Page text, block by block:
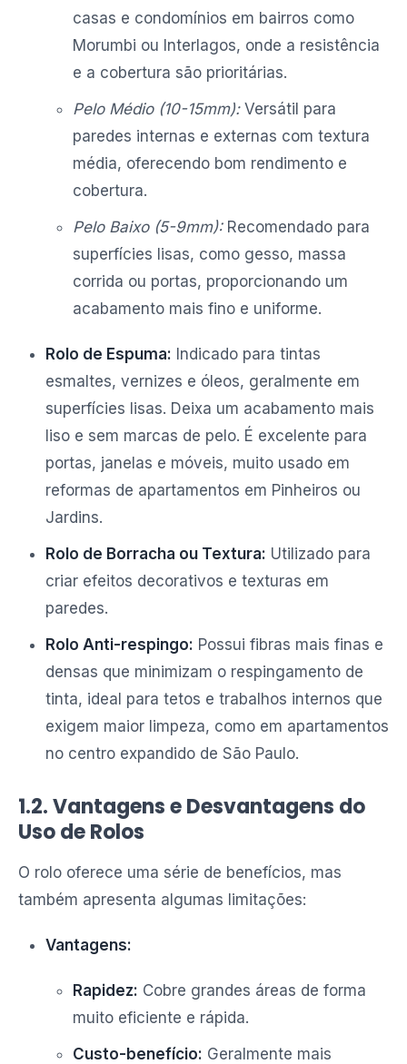
casas e condomínios em bairros como
Morumbi ou Interlagos, onde a resistência
e a cobertura são prioritárias.
Pelo Médio (10-15mm):Versátil para
paredes internas e externas com textura
média, oferecendo bom rendimento e
cobertura.
Pelo Baixo (5-9mm):Recomendado para
superfícies lisas, como gesso, massa
corrida ou portas, proporcionando um
acabamento mais fino e uniforme.
Rolo de Espuma: Indicado para tintas
esmaltes, vernizes e óleos, geralmente em
superfícies lisas. Deixa um acabamento mais
liso e sem marcas de pelo. É excelente para
portas, janelas e móveis, muito usado em
reformas de apartamentos em Pinheiros ou
Jardins.
Rolo de Borracha ou Textura: Utilizado para
criar efeitos decorativos e texturas em
paredes.
Rolo Anti-respingo: Possui fibras mais finas e
densas que minimizam o respingamento de
tinta, ideal para tetos e trabalhos internos que
exigem maior limpeza, como em apartamentos
no centro expandido de São Paulo.
1.2. Vantagens e Desvantagens do
Uso de Rolos
O rolo oferece uma série de benefícios, mas
também apresenta algumas limitações:
Vantagens:
Rapidez: Cobre grandes áreas de forma
muito eficiente e rápida.
Custo-benefício: Geralmente mais